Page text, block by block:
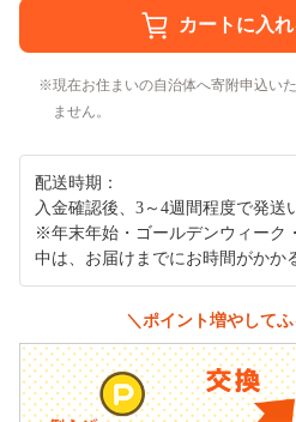
現在お住まいの自治体へ寄附申込い
ません。
配送時期：
入金確認後、3～4週間程度で発送
※年末年始・ゴールデンウィーク
中は、お届けまでにお時間がかか
＼ポイント増やして